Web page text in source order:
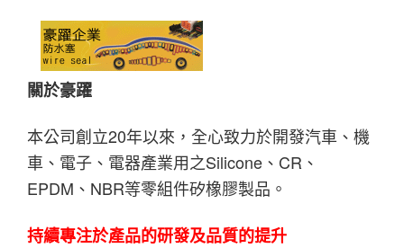
關於豪躍
本公司創立20年以來，全心致力於開發汽車、機
車、電子、電器產業用之Silicone、CR、
EPDM、NBR等零組件矽橡膠製品。
持續專注於產品的研發及品質的提升